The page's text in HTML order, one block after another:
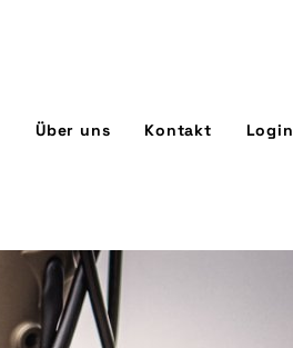
Über uns Kontakt Login